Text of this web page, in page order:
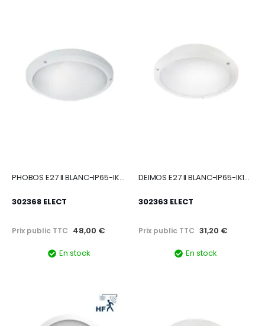
PHOBOS E27 II BLANC-IP65-IK10 MAX LED 2X6W
302368 ELECT
Prix public TTC 48,00 €
En stock
DEIMOS E27 II BLANC-IP65-IK10 MAX LED 8W
302363 ELECT
Prix public TTC 31,20 €
En stock